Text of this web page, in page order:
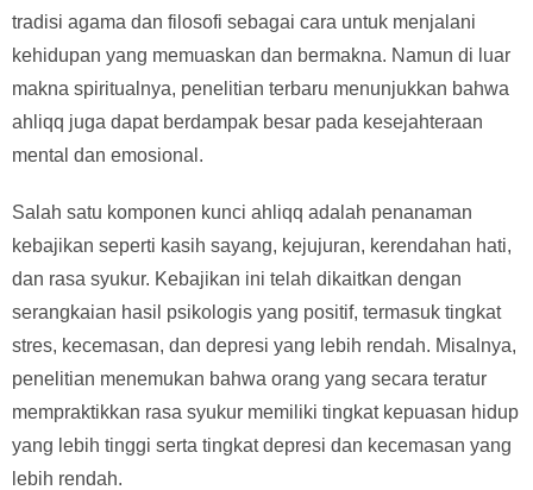
tradisi agama dan filosofi sebagai cara untuk menjalani
kehidupan yang memuaskan dan bermakna. Namun di luar
makna spiritualnya, penelitian terbaru menunjukkan bahwa
ahliqq juga dapat berdampak besar pada kesejahteraan
mental dan emosional.
Salah satu komponen kunci ahliqq adalah penanaman
kebajikan seperti kasih sayang, kejujuran, kerendahan hati,
dan rasa syukur. Kebajikan ini telah dikaitkan dengan
serangkaian hasil psikologis yang positif, termasuk tingkat
stres, kecemasan, dan depresi yang lebih rendah. Misalnya,
penelitian menemukan bahwa orang yang secara teratur
mempraktikkan rasa syukur memiliki tingkat kepuasan hidup
yang lebih tinggi serta tingkat depresi dan kecemasan yang
lebih rendah.